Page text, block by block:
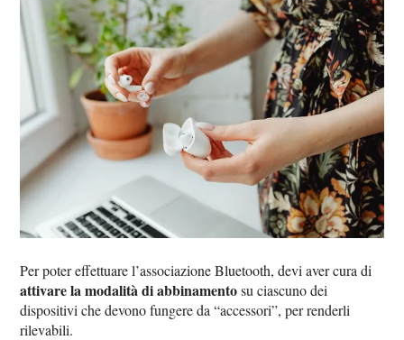
Per poter effettuare l’associazione Bluetooth, devi aver cura di
attivare la modalità di abbinamentosu ciascuno dei
dispositivi che devono fungere da “accessori”, per renderli
rilevabili.